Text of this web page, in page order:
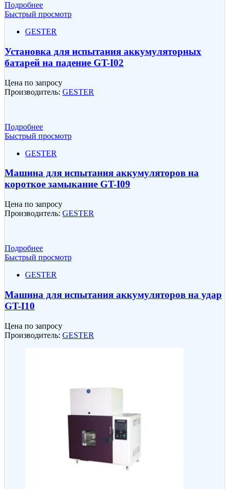
Подробнее
Быстрый просмотр
GESTER
Установка для испытания аккумуляторных
батарей на падение GT-I02
Цена по запросу
Производитель: GESTER
Подробнее
Быстрый просмотр
GESTER
Машина для испытания аккумуляторов на
короткое замыкание GT-I09
Цена по запросу
Производитель: GESTER
Подробнее
Быстрый просмотр
GESTER
Машина для испытания аккумуляторов на удар
GT-I10
Цена по запросу
Производитель: GESTER